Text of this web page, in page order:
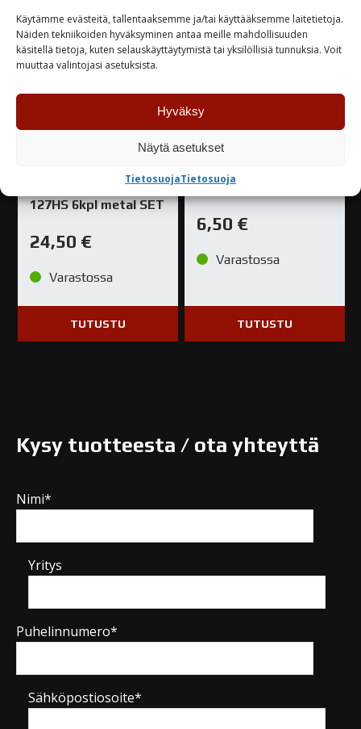
Käytämme evästeitä, tallentaaksemme ja/tai käyttääksemme laitetietoja.
Näiden tekniikoiden hyväksyminen antaa meille mahdollisuuden
käsitellä tietoja, kuten selauskäyttäytymistä tai yksilöllisiä tunnuksia. Voit
muuttaa valintojasi asetuksista.
Hyväksy
Näytä asetukset
TietosuojaTietosuoja
127HS 6kpl metal SET
24,50 €
Varastossa
TUTUSTU
’Chrome’, 600ml
6,50 €
Varastossa
TUTUSTU
Kysy tuotteesta / ota yhteyttä
Nimi*
Yritys
Puhelinnumero*
Sähköpostiosoite*